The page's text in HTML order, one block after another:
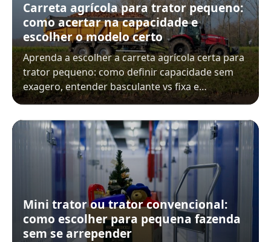
Carreta agrícola para trator pequeno:
como acertar na capacidade e
escolher o modelo certo
Aprenda a escolher a carreta agrícola certa para
trator pequeno: como definir capacidade sem
exagero, entender basculante vs fixa e…
Mini trator ou trator convencional:
como escolher para pequena fazenda
sem se arrepender